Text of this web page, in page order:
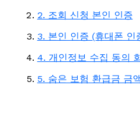
2. 조회 신청 본인 인증
3. 본인 인증 (휴대폰 인
4. 개인정보 수집 동의
5. 숨은 보험 환급금 금